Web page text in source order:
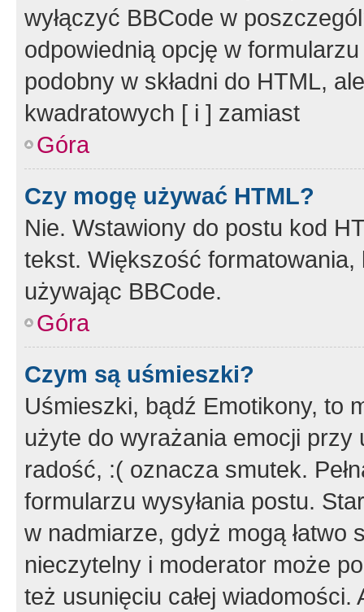
wyłączyć BBCode w
odpowiednią opcję w
podobny w składni do HTML,
kwadratowych [ i ] zamiast
Góra
Czy mogę używać HTML?
Nie. Wstawiony do postu kod
tekst. Większość
używając BBCode.
Góra
Czym są uśmieszki?
Uśmieszki, bądź Emotikony, to
użyte do wyrażania emocji
radość, :( oznacza smutek.
formularzu wysyłania postu.
w nadmiarze, gdyż mogą
nieczytelny i moderator może
też usunięciu całej